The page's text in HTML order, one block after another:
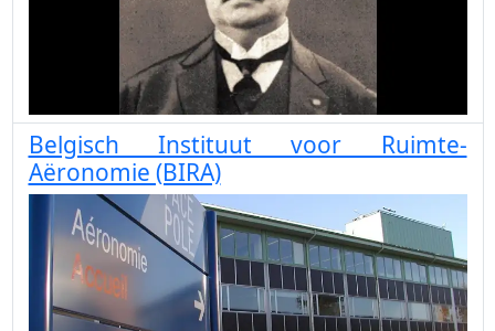
Belgisch Instituut voor Ruimte-
Aëronomie (BIRA)